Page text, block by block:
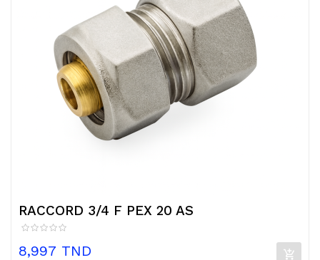
RACCORD 3/4 F PEX 20 AS
Prix
8,997 TND